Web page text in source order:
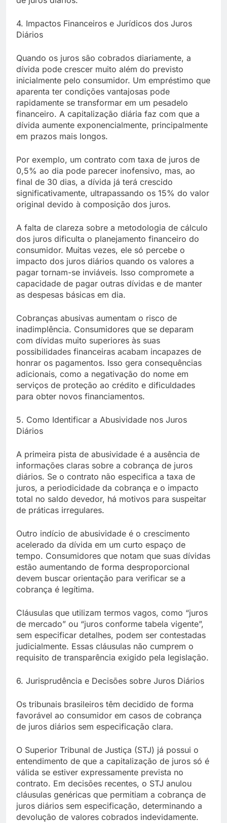
4. Impactos Financeiros e Jurídicos dos Juros
Diários
Quando os juros são cobrados diariamente, a
dívida pode crescer muito além do previsto
inicialmente pelo consumidor. Um empréstimo que
aparenta ter condições vantajosas pode
rapidamente se transformar em um pesadelo
financeiro. A capitalização diária faz com que a
dívida aumente exponencialmente, principalmente
em prazos mais longos.
Por exemplo, um contrato com taxa de juros de
0,5% ao dia pode parecer inofensivo, mas, ao
final de 30 dias, a dívida já terá crescido
significativamente, ultrapassando os 15% do valor
original devido à composição dos juros.
A falta de clareza sobre a metodologia de cálculo
dos juros dificulta o planejamento financeiro do
consumidor. Muitas vezes, ele só percebe o
impacto dos juros diários quando os valores a
pagar tornam-se inviáveis. Isso compromete a
capacidade de pagar outras dívidas e de manter
as despesas básicas em dia.
Cobranças abusivas aumentam o risco de
inadimplência. Consumidores que se deparam
com dívidas muito superiores às suas
possibilidades financeiras acabam incapazes de
honrar os pagamentos. Isso gera consequências
adicionais, como a negativação do nome em
serviços de proteção ao crédito e dificuldades
para obter novos financiamentos.
5. Como Identificar a Abusividade nos Juros
Diários
A primeira pista de abusividade é a ausência de
informações claras sobre a cobrança de juros
diários. Se o contrato não especifica a taxa de
juros, a periodicidade da cobrança e o impacto
total no saldo devedor, há motivos para suspeitar
de práticas irregulares.
Outro indício de abusividade é o crescimento
acelerado da dívida em um curto espaço de
tempo. Consumidores que notam que suas dívidas
estão aumentando de forma desproporcional
devem buscar orientação para verificar se a
cobrança é legítima.
Cláusulas que utilizam termos vagos, como “juros
de mercado” ou “juros conforme tabela vigente”,
sem especificar detalhes, podem ser contestadas
judicialmente. Essas cláusulas não cumprem o
requisito de transparência exigido pela legislação.
6. Jurisprudência e Decisões sobre Juros Diários
Os tribunais brasileiros têm decidido de forma
favorável ao consumidor em casos de cobrança
de juros diários sem especificação clara.
O Superior Tribunal de Justiça (STJ) já possui o
entendimento de que a capitalização de juros só é
válida se estiver expressamente prevista no
contrato. Em decisões recentes, o STJ anulou
cláusulas genéricas que permitiam a cobrança de
juros diários sem especificação, determinando a
devolução de valores cobrados indevidamente.